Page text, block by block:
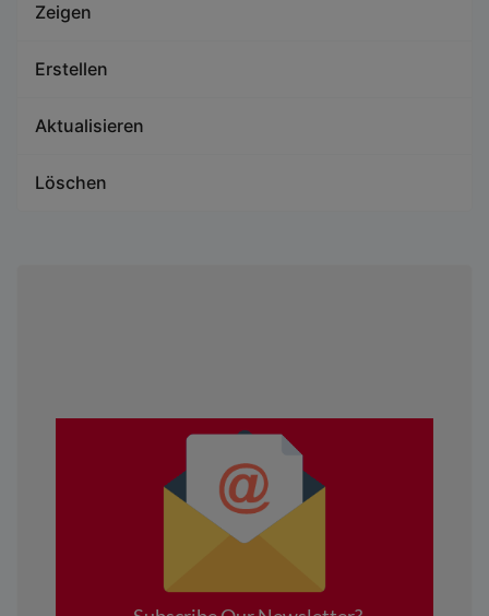
Zeigen
Erstellen
Aktualisieren
Löschen